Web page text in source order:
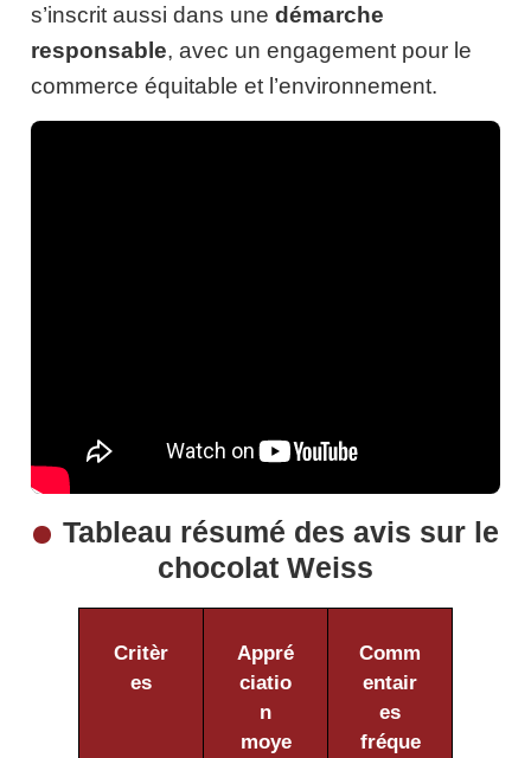
s’inscrit aussi dans une démarche
responsable, avec un engagement pour le
commerce équitable et l’environnement.
Tableau résumé des avis sur le
chocolat Weiss
Critèr
es
Appré
ciatio
n
moye
Comm
entair
es
fréque